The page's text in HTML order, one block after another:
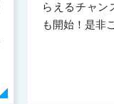
らえるチャン
も開始！是非